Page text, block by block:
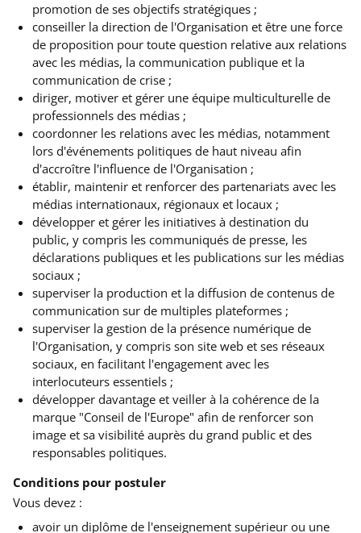
promotion de ses objectifs stratégiques ;
conseiller la direction de l'Organisation et être une force
de proposition pour toute question relative aux relations
avec les médias, la communication publique et la
communication de crise ;
diriger, motiver et gérer une équipe multiculturelle de
professionnels des médias ;
coordonner les relations avec les médias, notamment
lors d'événements politiques de haut niveau afin
d'accroître l'influence de l'Organisation ;
établir, maintenir et renforcer des partenariats avec les
médias internationaux, régionaux et locaux ;
développer et gérer les initiatives à destination du
public, y compris les communiqués de presse, les
déclarations publiques et les publications sur les médias
sociaux ;
superviser la production et la diffusion de contenus de
communication sur de multiples plateformes ;
superviser la gestion de la présence numérique de
l'Organisation, y compris son site web et ses réseaux
sociaux, en facilitant l'engagement avec les
interlocuteurs essentiels ;
développer davantage et veiller à la cohérence de la
marque "Conseil de l'Europe" afin de renforcer son
image et sa visibilité auprès du grand public et des
responsables politiques.
Conditions pour postuler
Vous devez :
avoir un diplôme de l'enseignement supérieur ou une